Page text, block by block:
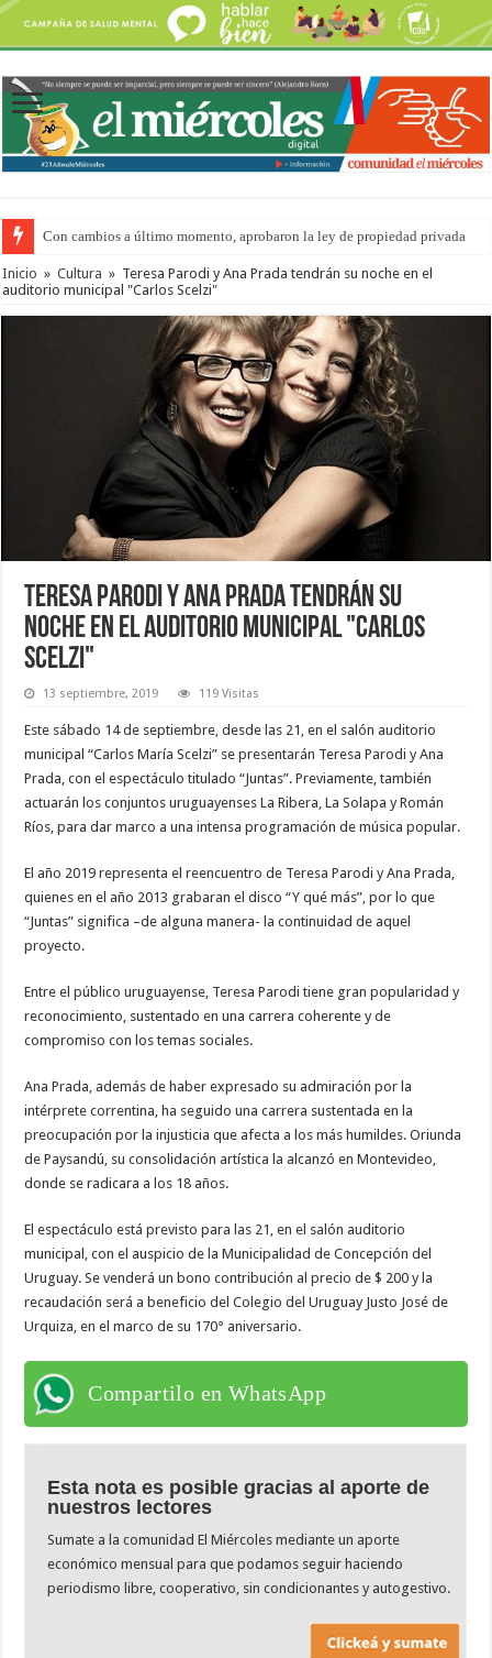
Con cambios a último momento, aprobaron la ley de propiedad privada
Del viernes 7 al domingo 9 de agosto: la agenda ¿A dónde ir? para este
Inicio » Cultura » Teresa Parodi y Ana Prada tendrán su noche en el
auditorio municipal "Carlos Scelzi"
Teresa Parodi y Ana Prada tendrán su
noche en el auditorio municipal "Carlos
Scelzi"
13 septiembre, 2019 119 Visitas
Este sábado 14 de septiembre, desde las 21, en el salón auditorio
municipal “Carlos María Scelzi” se presentarán Teresa Parodi y Ana
Prada, con el espectáculo titulado “Juntas”. Previamente, también
actuarán los conjuntos uruguayenses La Ribera, La Solapa y Román
Ríos, para dar marco a una intensa programación de música popular.
El año 2019 representa el reencuentro de Teresa Parodi y Ana Prada,
quienes en el año 2013 grabaran el disco “Y qué más”, por lo que
“Juntas” significa –de alguna manera- la continuidad de aquel
proyecto.
Entre el público uruguayense, Teresa Parodi tiene gran popularidad y
reconocimiento, sustentado en una carrera coherente y de
compromiso con los temas sociales.
Ana Prada, además de haber expresado su admiración por la
intérprete correntina, ha seguido una carrera sustentada en la
preocupación por la injusticia que afecta a los más humildes. Oriunda
de Paysandú, su consolidación artística la alcanzó en Montevideo,
donde se radicara a los 18 años.
El espectáculo está previsto para las 21, en el salón auditorio
municipal, con el auspicio de la Municipalidad de Concepción del
Uruguay. Se venderá un bono contribución al precio de $ 200 y la
recaudación será a beneficio del Colegio del Uruguay Justo José de
Urquiza, en el marco de su 170° aniversario.
Compartilo en WhatsApp
Esta nota es posible gracias al aporte de
nuestros lectores
Sumate a la comunidad El Miércoles mediante un aporte
económico mensual para que podamos seguir haciendo
periodismo libre, cooperativo, sin condicionantes y autogestivo.